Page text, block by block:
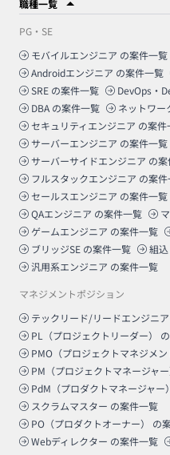
職種一覧
PG・SE
モバイルエンジニア の案件一覧
Androidエンジニア の案件一覧
SRE の案件一覧 DevOps・
DBA の案件一覧 ネットワー
セキュリティエンジニア の案件
サーバーエンジニア の案件一覧
サーバーサイドエンジニア の
フルスタックエンジニア の案
セールスエンジニア の案件一覧
QAエンジニア の案件一覧
ゲームエンジニア の案件一覧
ブリッジSE の案件一覧 組
汎用系エンジニア の案件一覧
マネジメントポジション
テックリード/リードエンジニア
PL（プロジェクトリーダー）
PMO（プロジェクトマネジメン
PM（プロジェクトマネージャー
PdM（プロダクトマネージャー）
スクラムマスター の案件一覧
PO（プロダクトオーナー）
の
Webディレクター の案件一覧